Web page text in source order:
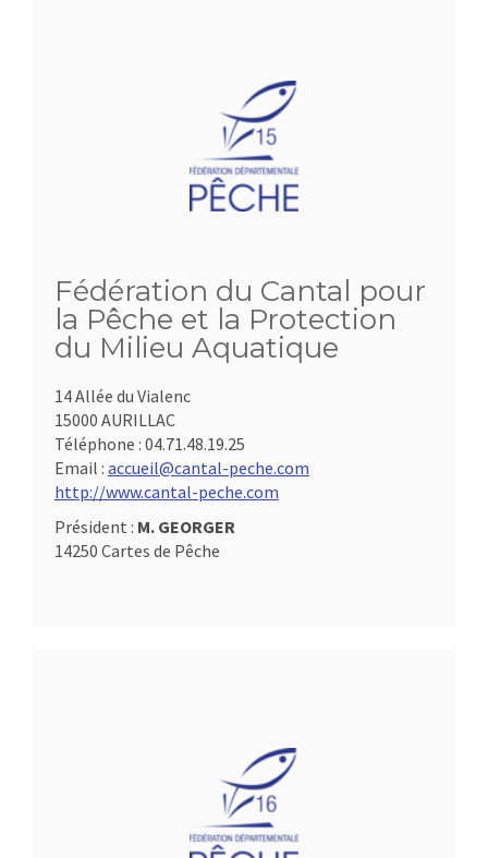
Fédération du Cantal pour
la Pêche et la Protection
du Milieu Aquatique
14 Allée du Vialenc
15000 AURILLAC
Téléphone : 04.71.48.19.25
Email : accueil@cantal-peche.com
http://www.cantal-peche.com
Président : M. GEORGER
14250 Cartes de Pêche